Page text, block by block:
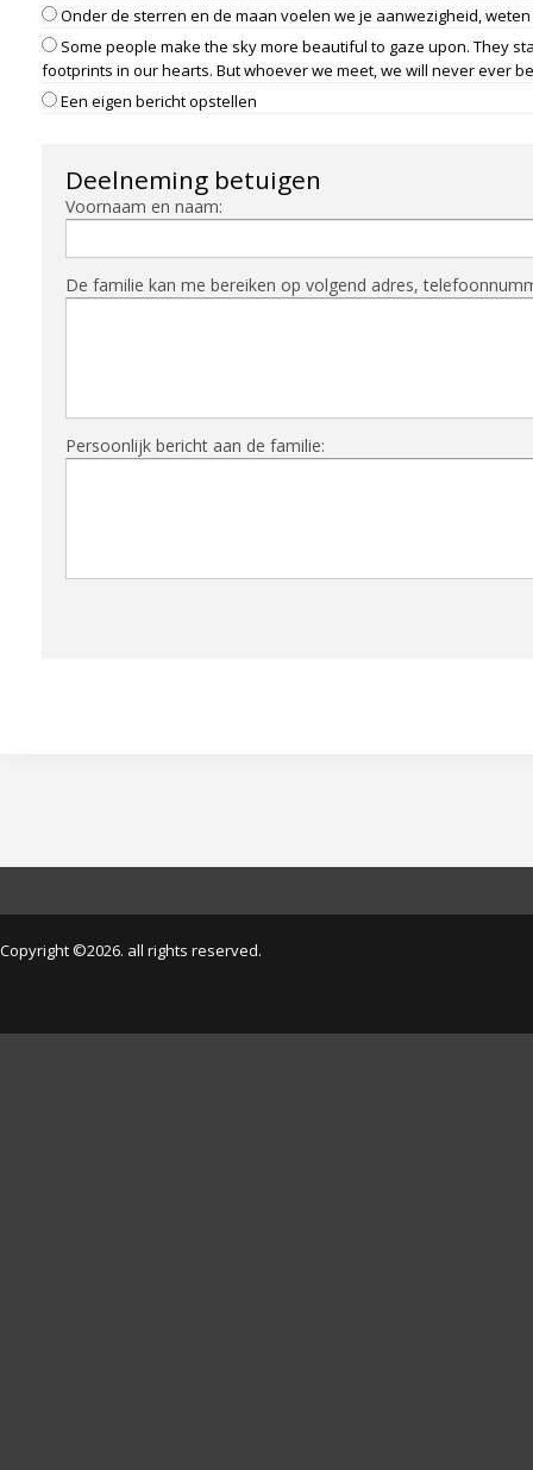
Onder de sterren en de maan voelen we je aanwezigheid,
Some people make the sky more beautiful to gaze upon. They
footprints in our hearts. But whoever we meet, we will never ever
Een eigen bericht opstellen
Deelneming betuigen
Voornaam en naam:
De familie kan me bereiken op volgend adres,
Persoonlijk bericht aan de familie:
Copyright ©2026. all rights reserved.